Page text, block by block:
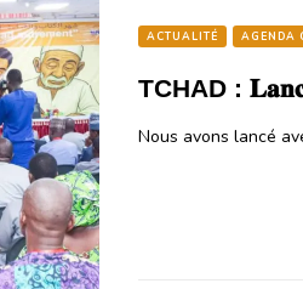
ACTUALITÉ AGENDA
TCHAD :
Nous avons lancé